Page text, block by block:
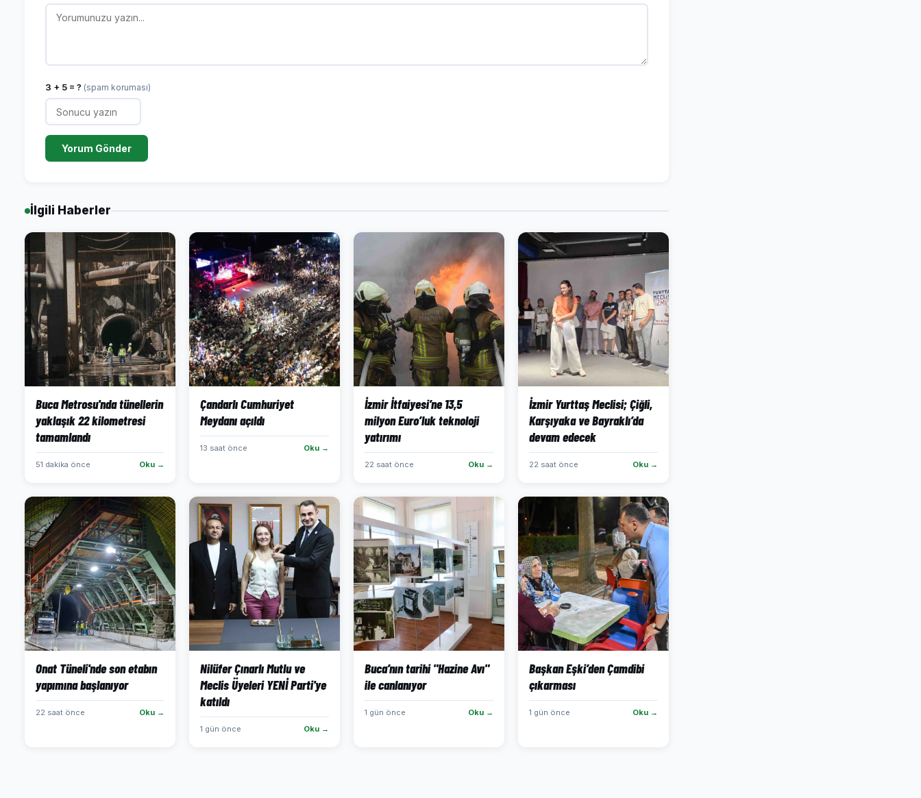
3 + 5 = ? (spam koruması)
Yorum Gönder
İlgili Haberler
Buca Metrosu'nda tünellerin
yaklaşık 22 kilometresi
tamamlandı
51 dakika önce Oku →
Çandarlı Cumhuriyet
Meydanı açıldı
13 saat önce Oku →
İzmir İtfaiyesi’ne 13,5
milyon Euro’luk teknoloji
yatırımı
22 saat önce Oku →
İzmir Yurttaş Meclisi; Çiğli,
Karşıyaka ve Bayraklı’da
devam edecek
22 saat önce Oku →
Onat Tüneli'nde son etabın
yapımına başlanıyor
22 saat önce Oku →
Nilüfer Çınarlı Mutlu ve
Meclis Üyeleri YENİ Parti'ye
katıldı
1 gün önce Oku →
Buca’nın tarihi "Hazine Avı"
ile canlanıyor
1 gün önce Oku →
Başkan Eşki’den Çamdibi
çıkarması
1 gün önce Oku →